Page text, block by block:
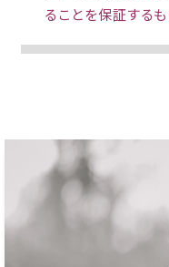
ることを保証する